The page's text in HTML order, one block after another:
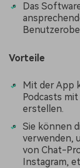
Das
Vorteile
Mit der App
Podcasts
erstellen.
Sie können
verwenden,
von Chat-
Instagram,